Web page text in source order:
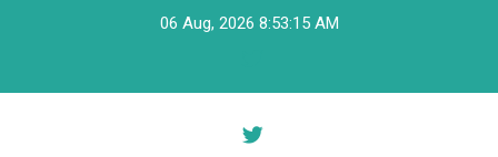
06 Aug, 2026 8:53:15 AM